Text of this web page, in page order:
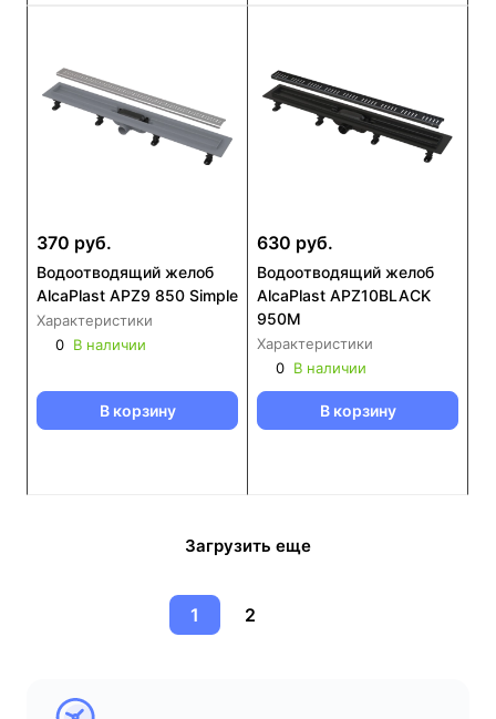
370 руб.
Водоотводящий желоб
AlcaPlast APZ9 850 Simple
Характеристики
0 В наличии
В корзину
630 руб.
Водоотводящий желоб
AlcaPlast APZ10BLACK
950M
Характеристики
0 В наличии
В корзину
Загрузить еще
1 2